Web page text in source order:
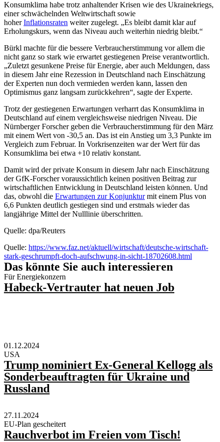
Konsumklima habe trotz anhaltender Krisen wie des Ukrainekriegs,
einer schwächelnden Weltwirtschaft sowie
hoherInflationsraten weiter zugelegt. „Es bleibt damit klar auf
Erholungskurs, wenn das Niveau auch weiterhin niedrig bleibt.“
Bürkl machte für die bessere Verbraucherstimmung vor allem die
nicht ganz so stark wie erwartet gestiegenen Preise verantwortlich.
„Zuletzt gesunkene Preise für Energie, aber auch Meldungen, dass
in diesem Jahr eine Rezession in Deutschland nach Einschätzung
der Experten nun doch vermieden werden kann, lassen den
Optimismus ganz langsam zurückkehren“, sagte der Experte.
Trotz der gestiegenen Erwartungen verharrt das Konsumklima in
Deutschland auf einem vergleichsweise niedrigen Niveau. Die
Nürnberger Forscher geben die Verbraucherstimmung für den März
mit einem Wert von -30,5 an. Das ist ein Anstieg um 3,3 Punkte im
Vergleich zum Februar. In Vorkrisenzeiten war der Wert für das
Konsumklima bei etwa +10 relativ konstant.
Damit wird der private Konsum in diesem Jahr nach Einschätzung
der GfK-Forscher voraussichtlich keinen positiven Beitrag zur
wirtschaftlichen Entwicklung in Deutschland leisten können. Und
das, obwohl die Erwartungen zur Konjunkturmit einem Plus von
6,6 Punkten deutlich gestiegen sind und erstmals wieder das
langjährige Mittel der Nulllinie überschritten.
Quelle: dpa/Reuters
Quelle: https://www.faz.net/aktuell/wirtschaft/deutsche-wirtschaft-
stark-geschrumpft-doch-aufschwung-in-sicht-18702608.html
Das könnte Sie auch interessieren
Für Energiekonzern
Habeck-Vertrauter hat neuen Job
01.12.2024
USA
Trump nominiert Ex-General Kellogg als
Sonderbeauftragten für Ukraine und
Russland
27.11.2024
EU-Plan gescheitert
Rauchverbot im Freien vom Tisch!